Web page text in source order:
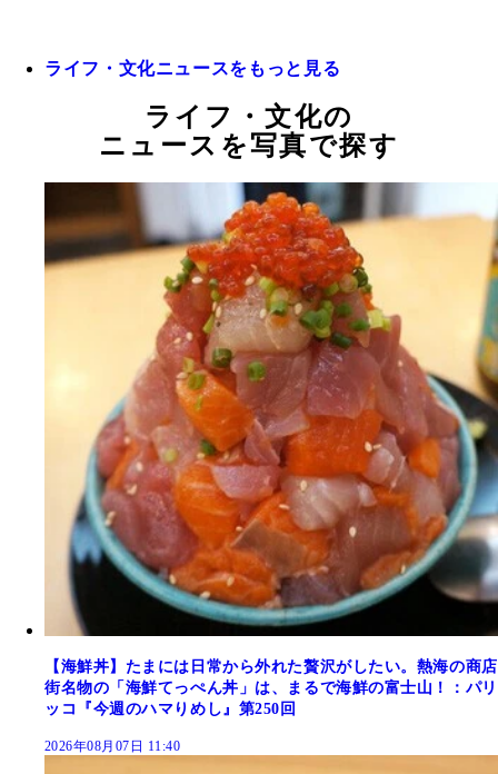
ライフ・文化ニュースをもっと見る
ライフ・文化の
ニュースを写真で探す
【海鮮丼】たまには日常から外れた贅沢がしたい。熱海の商店
街名物の「海鮮てっぺん丼」は、まるで海鮮の富士山！：パリ
ッコ『今週のハマりめし』第250回
2026年08月07日 11:40